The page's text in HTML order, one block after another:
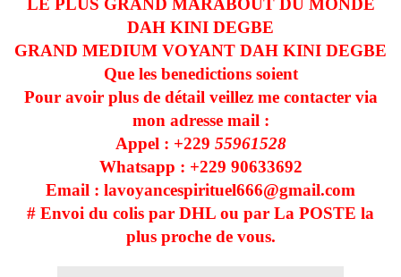
LE PLUS GRAND MARABOUT DU MONDE
DAH KINI DEGBE
GRAND MEDIUM VOYANT DAH KINI DEGBE
Que les benedictions soient
Pour avoir plus de détail veillez me contacter via
mon adresse mail :
Appel : +229 55961528
Whatsapp : +229 90633692
Email : lavoyancespirituel666@gmail.com
# Envoi du colis par DHL ou par La POSTE la
plus proche de vous.